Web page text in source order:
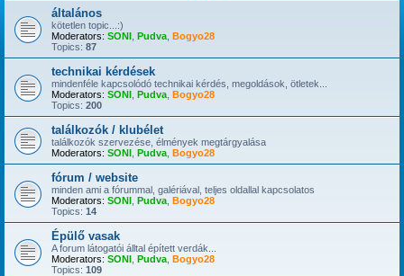
általános
kötetlen topic...:)
Moderators: SONI Pudva Bogyo28
Topics: 87
technikai kérdések
mindenféle kapcsolódó technikai kérdés, megoldások, ötletek...
Moderators: SONI Pudva Bogyo28
Topics: 200
találkozók / klubélet
találkozók szervezése, élmények megtárgyalása
Moderators: SONI Pudva Bogyo28
fórum / website
minden ami a fórummal, galériával, teljes oldallal kapcsolatos
Moderators: SONI Pudva Bogyo28
Topics: 14
Épülő vasak
A forum látogatói álltal épített verdák...
Moderators: SONI Pudva Bogyo28
Topics: 109